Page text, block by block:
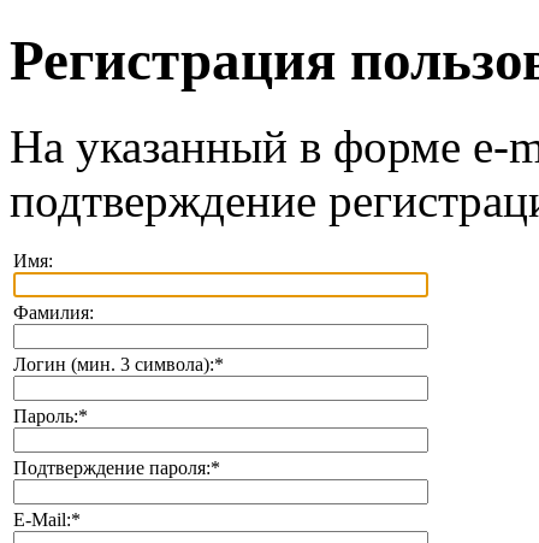
Регистрация
На указанный в форме e-
подтверждение
Имя:
Фамилия:
Логин (мин. 3 символа):*
Пароль:*
Подтверждение пароля:*
E-Mail:*